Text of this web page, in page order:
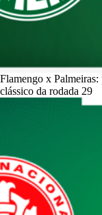
Flamengo x Palmeiras:
clássico da rodada 29